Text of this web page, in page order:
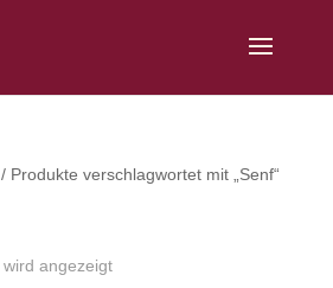
/ Produkte verschlagwortet mit „Senf“
angezeigt